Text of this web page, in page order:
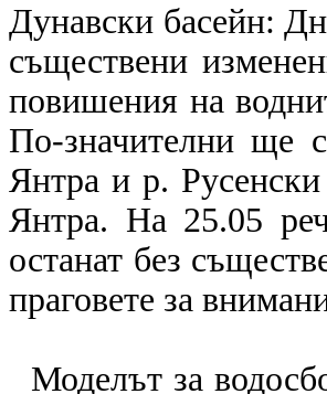
Дунавски басейн:
съществени
повишения на
По-значителни ще
Янтра и р.
Янтра. На 25.05
останат без
праговете за
Моделът за